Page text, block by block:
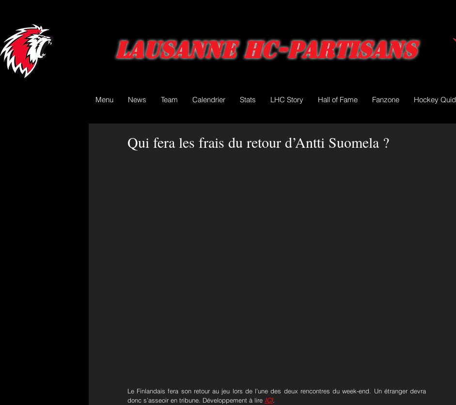
Lausanne HC-Partisans
Menu News Team Calendrier Stats LHC Story Hall of Fame Fanzone Hockey Quid
Qui fera les frais du retour d’Antti Suomela ?
Le Finlandais fera son retour au jeu lors de l’une des deux rencontres du week-end. Un étranger devra
donc s’asseoir en tribune. Développement à lire ICI.